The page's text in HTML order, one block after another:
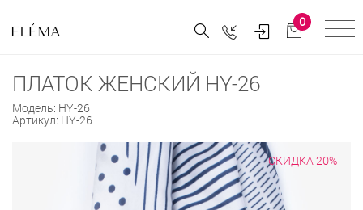
0
ПЛАТОК ЖЕНСКИЙ HY-26
Модель: HY-26
Артикул: HY-26
СКИДКА 20%